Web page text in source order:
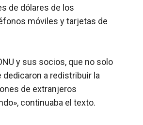
de dólares de los
móviles y tarjetas de
y sus socios, que no solo
a redistribuir la
de extranjeros
continuaba el texto.